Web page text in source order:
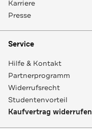
Karriere
Presse
Service
Hilfe & Kontakt
Partnerprogramm
Widerrufsrecht
Studentenvorteil
Kaufvertrag widerrufen